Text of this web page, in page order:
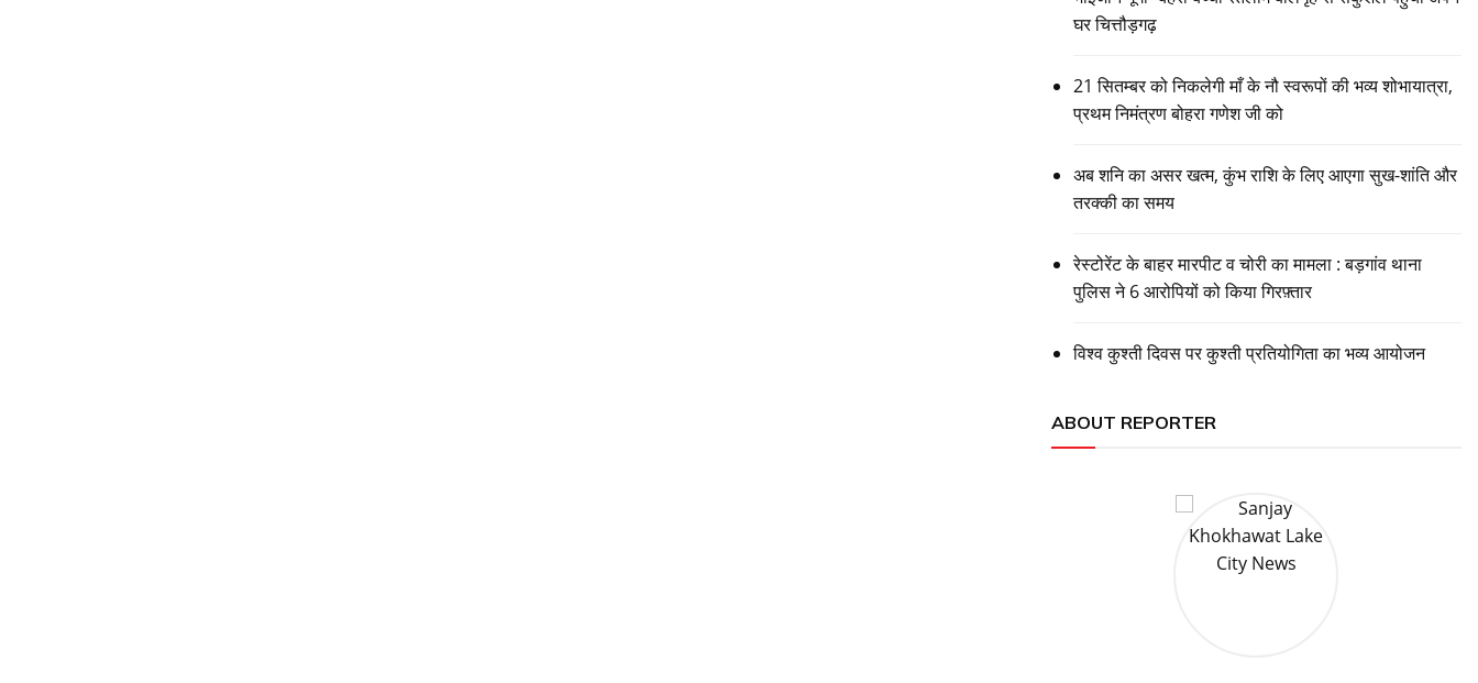
घर चित्तौड़गढ़
21 सितम्बर को निकलेगी माँ के नौ स्वरूपों की भव्य शोभायात्रा,
प्रथम निमंत्रण बोहरा गणेश जी को
अब शनि का असर खत्म, कुंभ राशि के लिए आएगा सुख-शांति और
तरक्की का समय
रेस्टोरेंट के बाहर मारपीट व चोरी का मामला : बड़गांव थाना
पुलिस ने 6 आरोपियों को किया गिरफ़्तार
विश्व कुश्ती दिवस पर कुश्ती प्रतियोगिता का भव्य आयोजन
ABOUT REPORTER